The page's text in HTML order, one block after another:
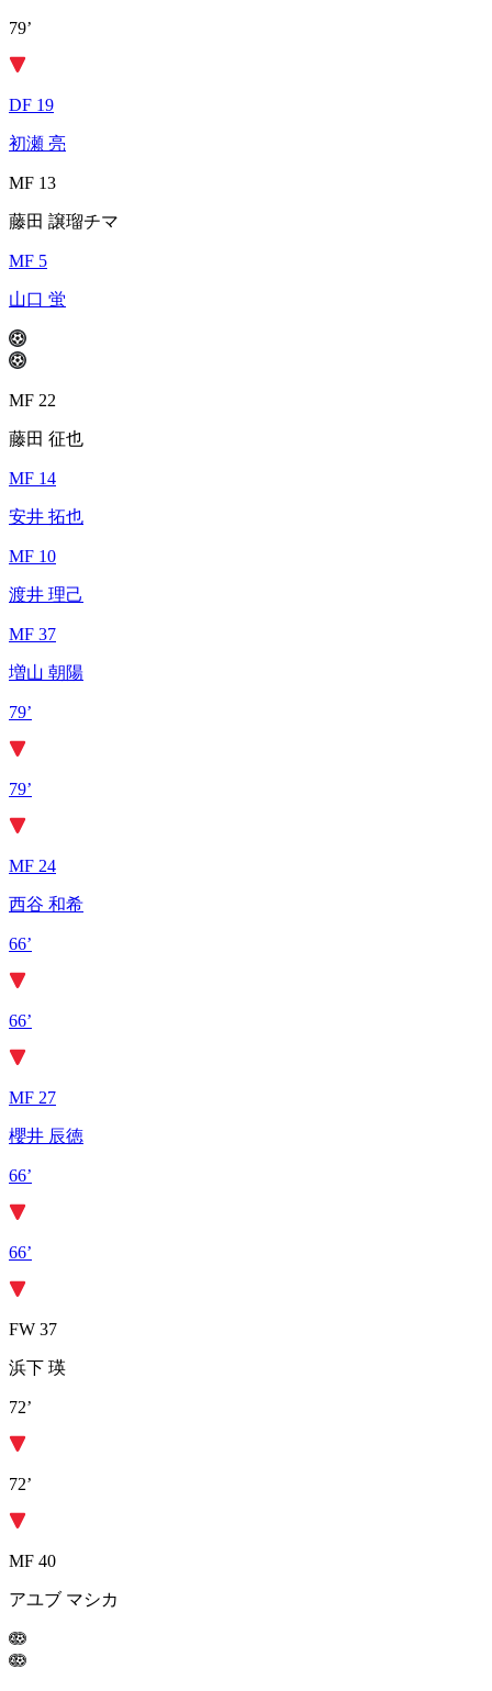
79’
DF 19
初瀬 亮
MF 13
藤田 譲瑠チマ
MF 5
山口 蛍
MF 22
藤田 征也
MF 14
安井 拓也
MF 10
渡井 理己
MF 37
増山 朝陽
79’
79’
MF 24
西谷 和希
66’
66’
MF 27
櫻井 辰徳
66’
66’
FW 37
浜下 瑛
72’
72’
MF 40
アユブ マシカ